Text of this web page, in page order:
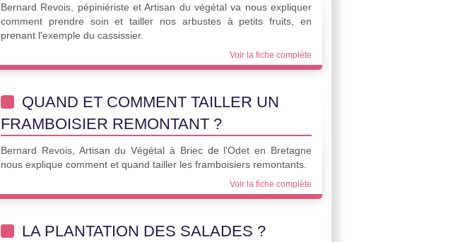
Bernard Revois, pépiniériste et Artisan du végétal va nous expliquer
comment prendre soin et tailler nos arbustes à petits fruits, en
prenant l'exemple du cassissier.
Voir la fiche complète
QUAND ET COMMENT TAILLER UN
FRAMBOISIER REMONTANT ?
Bernard Revois, Artisan du Végétal à Briec de l'Odet en Bretagne
nous explique comment et quand tailler les framboisiers remontants.
Voir la fiche complète
LA PLANTATION DES SALADES ?